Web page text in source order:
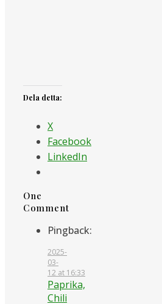
Dela detta:
X
Facebook
LinkedIn
One
Comment
Pingback:
2025-
03-
12 at 16:33
Paprika,
Chili